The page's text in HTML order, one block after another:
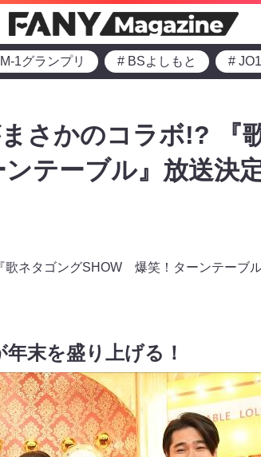
1グランプリ # BSよしもと # JO1
さかのコラボ!? 『
テーブル』放送決
歌ネタゴングSHOW 爆笑！ターンテーブ
末を盛り上げる！